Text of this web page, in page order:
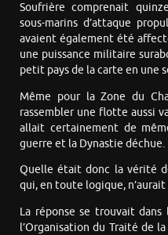
Soufrière comprenait
sous-marins d’attaque
avaient également été
une puissance militaire
petit pays de la carte en une
Même pour la Zone du
rassembler une flotte aussi
allait certainement de
guerre et la Dynastie déchue.
Quelle était donc la vérité
qui, en toute logique, n’aurait
La réponse se trouvait
l’Organisation du Traité de